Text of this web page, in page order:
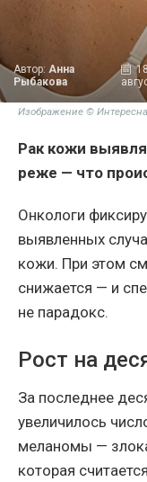
Автор: Анна
Рыбакова
Изображение ©
Рак кожи
реже — что
Онкологи
выявленных
кожи. При этом
снижается — и
не парадокс.
Рост на
За последнее
увеличилось
меланомы —
которая